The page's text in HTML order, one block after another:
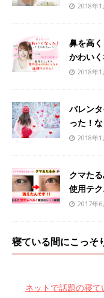
2018年1
鼻を高
かわい
2018年1
バレン
った！
2018年1
クマた
使用テク
2017年6
寝ている間にこっそ
ネットで話題の寝